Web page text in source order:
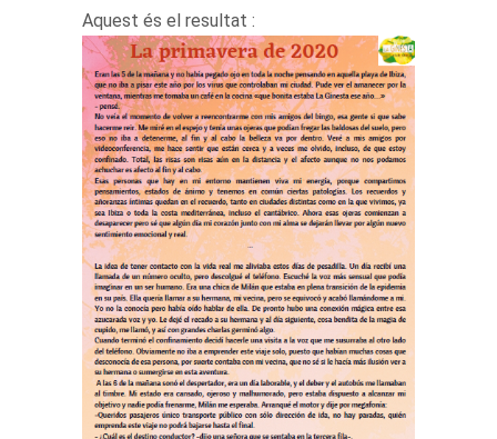
Aquest és el resultat :